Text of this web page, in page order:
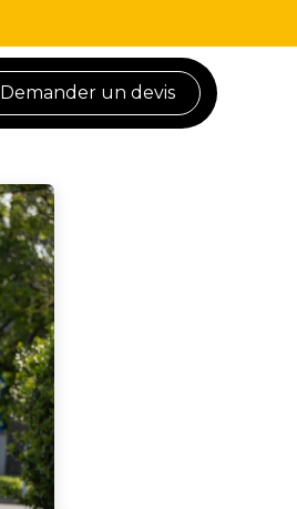
Demander un devis